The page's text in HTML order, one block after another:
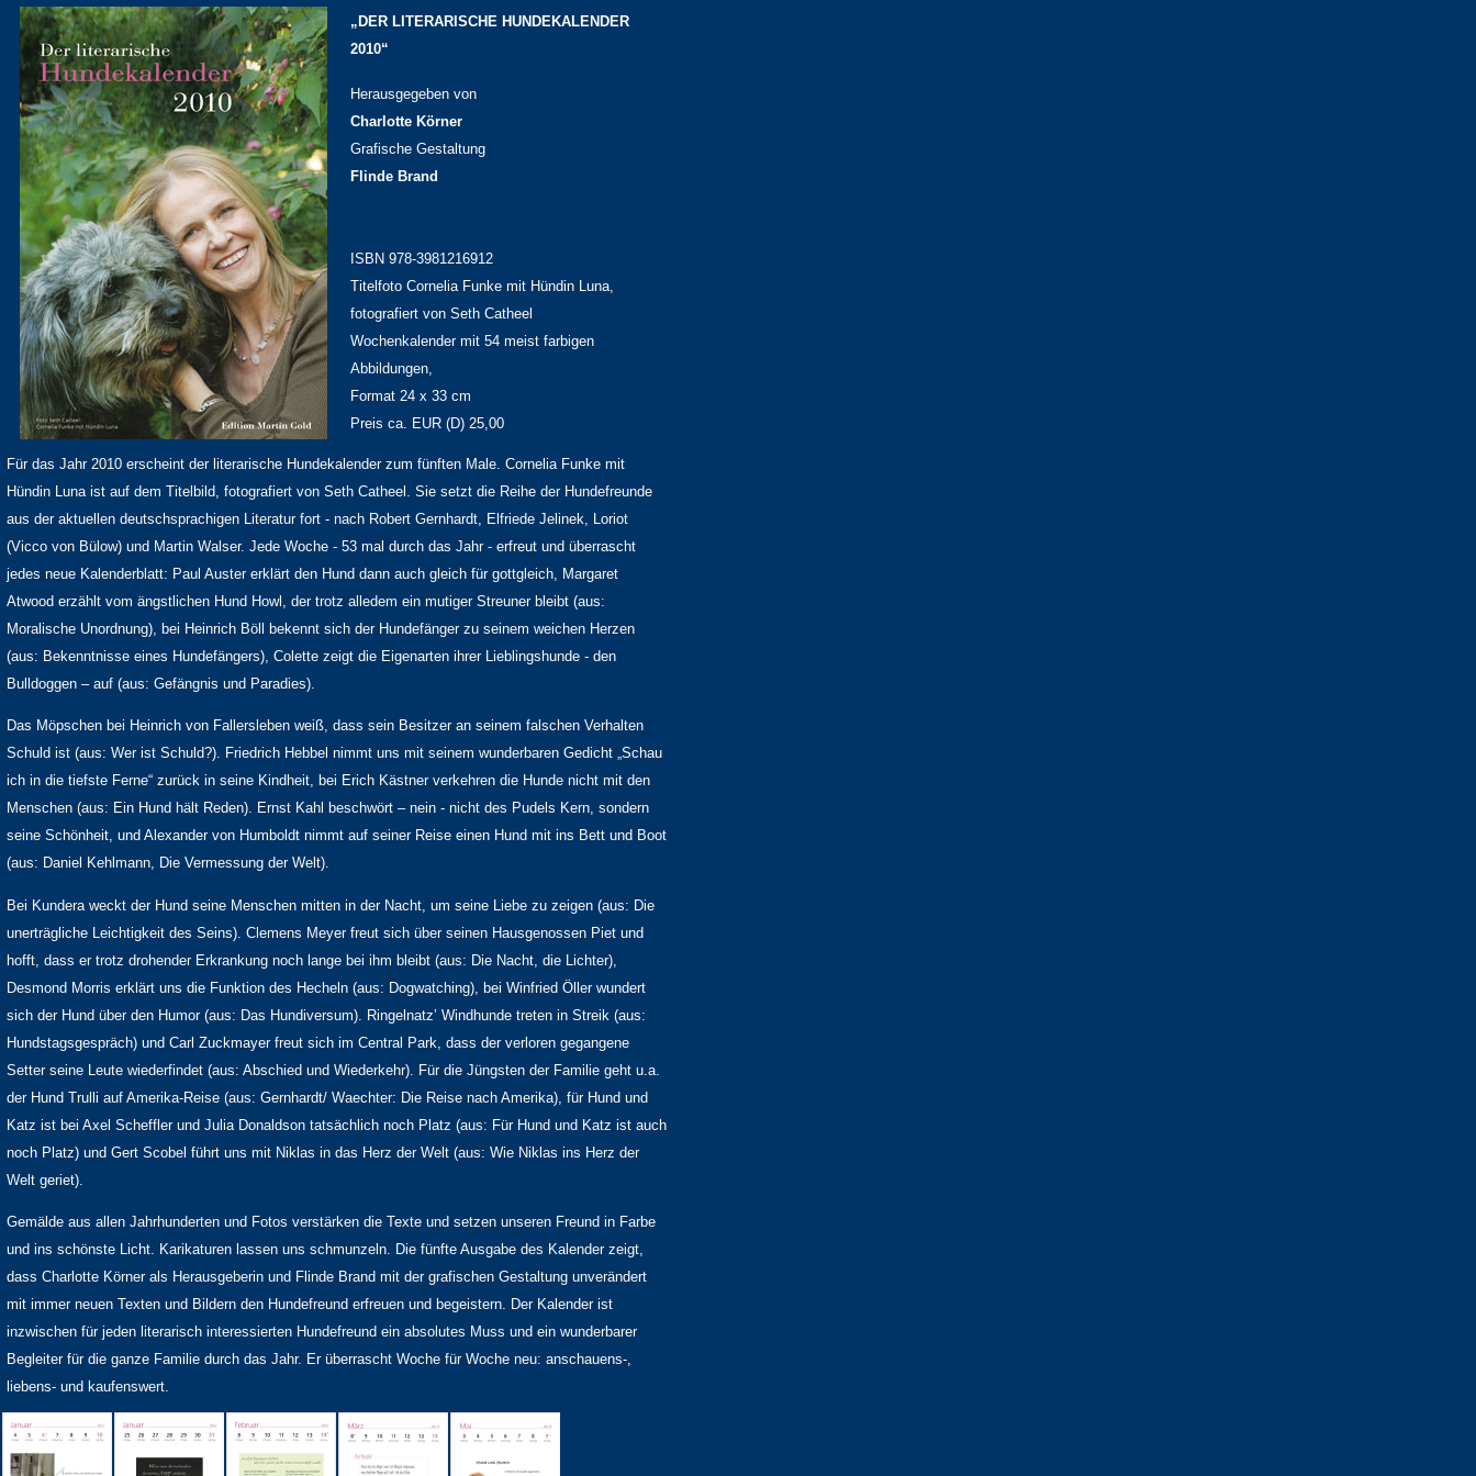
„DER LITERARISCHE HUNDEKALENDER
2010“
Herausgegeben von
Charlotte Körner
Grafische Gestaltung
Flinde Brand
ISBN 978-3981216912
Titelfoto Cornelia Funke mit Hündin Luna,
fotografiert von Seth Catheel
Wochenkalender mit 54 meist farbigen
Abbildungen,
Format 24 x 33 cm
Preis ca. EUR (D) 25,00
Für das Jahr 2010 erscheint der literarische Hundekalender zum fünften Male. Cornelia Funke mit
Hündin Luna ist auf dem Titelbild, fotografiert von Seth Catheel. Sie setzt die Reihe der Hundefreunde
aus der aktuellen deutschsprachigen Literatur fort - nach Robert Gernhardt, Elfriede Jelinek, Loriot
(Vicco von Bülow) und Martin Walser. Jede Woche - 53 mal durch das Jahr - erfreut und überrascht
jedes neue Kalenderblatt: Paul Auster erklärt den Hund dann auch gleich für gottgleich, Margaret
Atwood erzählt vom ängstlichen Hund Howl, der trotz alledem ein mutiger Streuner bleibt (aus:
Moralische Unordnung), bei Heinrich Böll bekennt sich der Hundefänger zu seinem weichen Herzen
(aus: Bekenntnisse eines Hundefängers), Colette zeigt die Eigenarten ihrer Lieblingshunde - den
Bulldoggen – auf (aus: Gefängnis und Paradies).
Das Möpschen bei Heinrich von Fallersleben weiß, dass sein Besitzer an seinem falschen Verhalten
Schuld ist (aus: Wer ist Schuld?). Friedrich Hebbel nimmt uns mit seinem wunderbaren Gedicht „Schau
ich in die tiefste Ferne“ zurück in seine Kindheit, bei Erich Kästner verkehren die Hunde nicht mit den
Menschen (aus: Ein Hund hält Reden). Ernst Kahl beschwört – nein - nicht des Pudels Kern, sondern
seine Schönheit, und Alexander von Humboldt nimmt auf seiner Reise einen Hund mit ins Bett und Boot
(aus: Daniel Kehlmann, Die Vermessung der Welt).
Bei Kundera weckt der Hund seine Menschen mitten in der Nacht, um seine Liebe zu zeigen (aus: Die
unerträgliche Leichtigkeit des Seins). Clemens Meyer freut sich über seinen Hausgenossen Piet und
hofft, dass er trotz drohender Erkrankung noch lange bei ihm bleibt (aus: Die Nacht, die Lichter),
Desmond Morris erklärt uns die Funktion des Hecheln (aus: Dogwatching), bei Winfried Öller wundert
sich der Hund über den Humor (aus: Das Hundiversum). Ringelnatz’ Windhunde treten in Streik (aus:
Hundstagsgespräch) und Carl Zuckmayer freut sich im Central Park, dass der verloren gegangene
Setter seine Leute wiederfindet (aus: Abschied und Wiederkehr). Für die Jüngsten der Familie geht u.a.
der Hund Trulli auf Amerika-Reise (aus: Gernhardt/ Waechter: Die Reise nach Amerika), für Hund und
Katz ist bei Axel Scheffler und Julia Donaldson tatsächlich noch Platz (aus: Für Hund und Katz ist auch
noch Platz) und Gert Scobel führt uns mit Niklas in das Herz der Welt (aus: Wie Niklas ins Herz der
Welt geriet).
Gemälde aus allen Jahrhunderten und Fotos verstärken die Texte und setzen unseren Freund in Farbe
und ins schönste Licht. Karikaturen lassen uns schmunzeln. Die fünfte Ausgabe des Kalender zeigt,
dass Charlotte Körner als Herausgeberin und Flinde Brand mit der grafischen Gestaltung unverändert
mit immer neuen Texten und Bildern den Hundefreund erfreuen und begeistern. Der Kalender ist
inzwischen für jeden literarisch interessierten Hundefreund ein absolutes Muss und ein wunderbarer
Begleiter für die ganze Familie durch das Jahr. Er überrascht Woche für Woche neu: anschauens-,
liebens- und kaufenswert.